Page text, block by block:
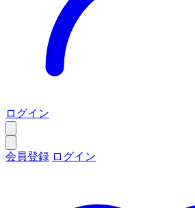
ログイン
会員登録 ログイン